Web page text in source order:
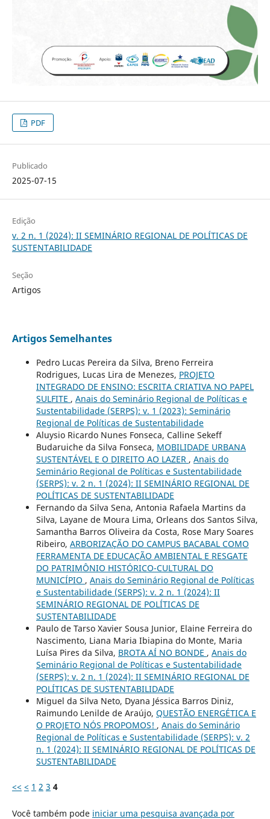
PDF
Publicado
2025-07-15
Edição
v. 2 n. 1 (2024): II SEMINÁRIO REGIONAL DE POLÍTICAS DE
SUSTENTABILIDADE
Seção
Artigos
Artigos Semelhantes
Pedro Lucas Pereira da Silva, Breno Ferreira
Rodrigues, Lucas Lira de Menezes, PROJETO
INTEGRADO DE ENSINO: ESCRITA CRIATIVA NO PAPEL
SULFITE , Anais do Seminário Regional de Políticas e
Sustentabilidade (SERPS): v. 1 (2023): Seminário
Regional de Políticas de Sustentabilidade
Aluysio Ricardo Nunes Fonseca, Calline Sekeff
Budaruiche da Silva Fonseca, MOBILIDADE URBANA
SUSTENTÁVEL E O DIREITO AO LAZER , Anais do
Seminário Regional de Políticas e Sustentabilidade
(SERPS): v. 2 n. 1 (2024): II SEMINÁRIO REGIONAL DE
POLÍTICAS DE SUSTENTABILIDADE
Fernando da Silva Sena, Antonia Rafaela Martins da
Silva, Layane de Moura Lima, Orleans dos Santos Silva,
Samantha Barros Oliveira da Costa, Rose Mary Soares
Ribeiro, ARBORIZAÇÃO DO CAMPUS BACABAL COMO
FERRAMENTA DE EDUCAÇÃO AMBIENTAL E RESGATE
DO PATRIMÔNIO HISTÓRICO-CULTURAL DO
MUNICÍPIO , Anais do Seminário Regional de Políticas
e Sustentabilidade (SERPS): v. 2 n. 1 (2024): II
SEMINÁRIO REGIONAL DE POLÍTICAS DE
SUSTENTABILIDADE
Paulo de Tarso Xavier Sousa Junior, Elaine Ferreira do
Nascimento, Liana Maria Ibiapina do Monte, Maria
Luísa Pires da Silva, BROTA AÍ NO BONDE , Anais do
Seminário Regional de Políticas e Sustentabilidade
(SERPS): v. 2 n. 1 (2024): II SEMINÁRIO REGIONAL DE
POLÍTICAS DE SUSTENTABILIDADE
Miguel da Silva Neto, Dyana Jéssica Barros Diniz,
Raimundo Lenilde de Araújo, QUESTÃO ENERGÉTICA E
O PROJETO NÓS PROPOMOS! , Anais do Seminário
Regional de Políticas e Sustentabilidade (SERPS): v. 2
n. 1 (2024): II SEMINÁRIO REGIONAL DE POLÍTICAS DE
SUSTENTABILIDADE
<< < 1 2 3 4
Você também pode iniciar uma pesquisa avançada por